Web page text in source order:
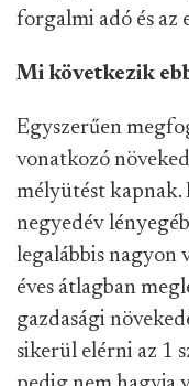
forgalmi adó és az
Mi következik
Egyszerűen
vonatkozó
mélyütést kapnak.
negyedév
legalábbis nagyon
éves átlagban
gazdasági
sikerül elérni az 1